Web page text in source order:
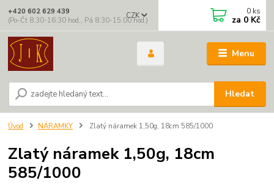
Menu
CZK
Hledat
+420 602 629 439
(Po-Čt 8:30-16:30 hod., Pá 8:30-15:00 hod.)
0 ks
za 0 Kč
Úvod NÁRAMKY Zlatý náramek 1,50g, 18cm 585/1000
Zlatý náramek 1,50g, 18cm
585/1000